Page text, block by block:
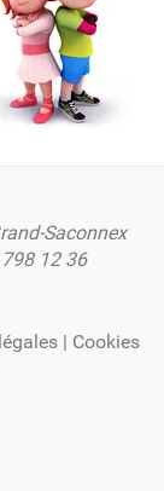
Saconnex
12 36
| Cookies